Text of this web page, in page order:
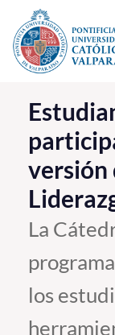
Click acá para ir
La Universidad
Investigación,
PUCV
Vinculación
Pregrado
Postgrado
versión
La
los